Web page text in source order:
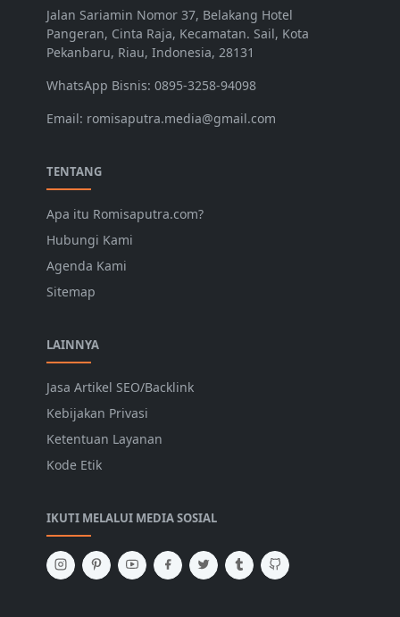
Jalan Sariamin Nomor 37, Belakang Hotel
Pangeran, Cinta Raja, Kecamatan. Sail, Kota
Pekanbaru, Riau, Indonesia, 28131
WhatsApp Bisnis: 0895-3258-94098
Email: romisaputra.media@gmail.com
TENTANG
Apa itu Romisaputra.com?
Hubungi Kami
Agenda Kami
Sitemap
LAINNYA
Jasa Artikel SEO/Backlink
Kebijakan Privasi
Ketentuan Layanan
Kode Etik
IKUTI MELALUI MEDIA SOSIAL